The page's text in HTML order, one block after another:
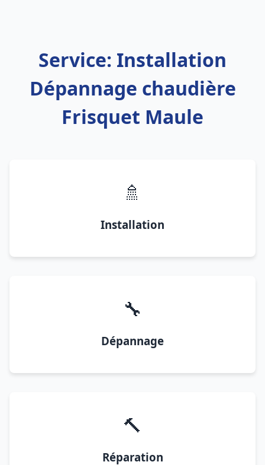
Service: Installation
Dépannage chaudière
Frisquet Maule
🚿
Installation
🔧
Dépannage
🔨
Réparation